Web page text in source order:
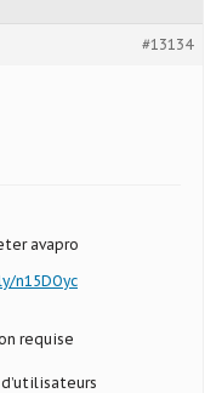
#13134
avapro
n15DOyc
requise